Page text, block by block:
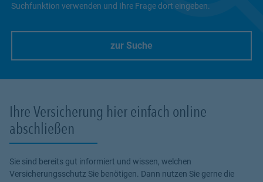
Suchfunktion verwenden und Ihre Frage dort eingeben.
zur Suche
Ihre Versicherung hier einfach online
abschließen
Sie sind bereits gut informiert und wissen, welchen
Versicherungsschutz Sie benötigen. Dann nutzen Sie gerne die